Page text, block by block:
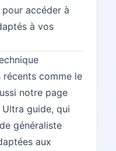
accéder à
à vos
comme le
notre page
Ultra guide, qui
généraliste
aux